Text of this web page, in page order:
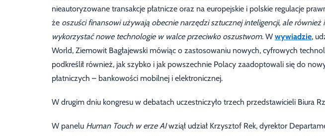
nieautoryzowane transakcje płatnicze oraz na europejskie i polskie regulacje
że oszuści finansowi używają obecnie narzędzi sztucznej inteligencji, ale również
wykorzystać nowe technologie w walce przeciwko oszustwom. W wywiadzie,
World, Ziemowit Bagłajewski mówiąc o zastosowaniu nowych, cyfrowych
podkreślił również, jak szybko i jak powszechnie Polacy zaadoptowali się do
płatniczych – bankowości mobilnej i elektronicznej.
W drugim dniu kongresu w debatach uczestniczyło trzech przedstawicieli Biura
W panelu Human Touch w erze AIwziął udział Krzysztof Rek, dyrektor